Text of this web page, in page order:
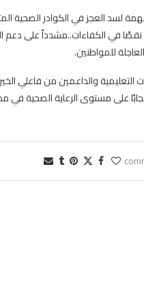
لسد العجز في الكوادر الصحية
نقصًا في الكفاءات..مشدداً على دعم
للمواطنين.
والداعمين من فاعلي
على مستوى الرعاية الصحية